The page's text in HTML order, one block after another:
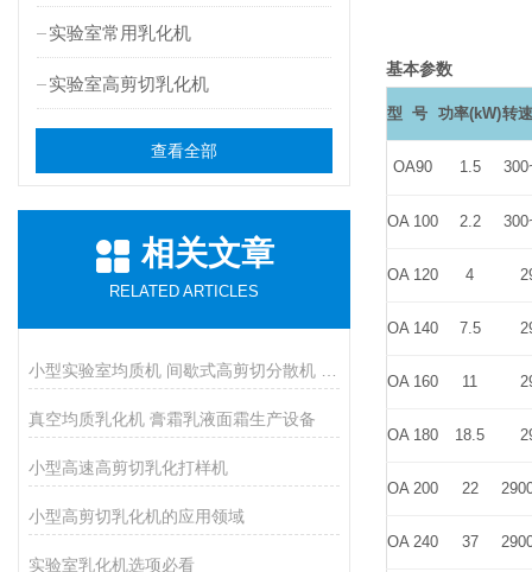
实验室常用乳化机
实验室高剪切乳化机
查看全部
相关文章
RELATED ARTICLES
真空均质乳化机 膏霜乳液面霜生产设备
小型高速高剪切乳化打样机
小型高剪切乳化机的应用领域
实验室乳化机选项必看
基本参数
型 号 功率(kW)转速
OA90 1.5
OA 100 2.2
OA 120 4
OA 140 7.5
OA 160 11
OA 180 18.5
OA 200 22
OA 240 37